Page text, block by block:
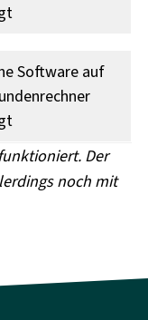
Software auf
Der
noch mit